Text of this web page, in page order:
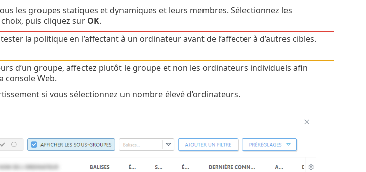
les groupes statiques et dynamiques et leurs membres. Sélectionnez les
puis cliquez sur OK.
la politique en l’affectant à un ordinateur avant de l’affecter à d’autres cibles.
d’un groupe, affectez plutôt le groupe et non les ordinateurs individuels afin
console Web.
si vous sélectionnez un nombre élevé d’ordinateurs.